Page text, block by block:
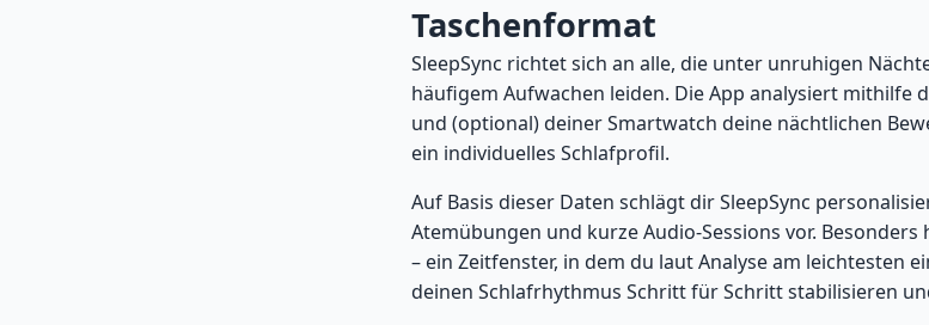
Taschenformat
SleepSync richtet sich an alle, die unter unruhigen
häufigem Aufwachen leiden. Die App analysiert mithilfe
und (optional) deiner Smartwatch deine nächtlichen
ein individuelles Schlafprofil.
Auf Basis dieser Daten schlägt dir SleepSync
Atemübungen und kurze Audio-Sessions vor. Besonders
– ein Zeitfenster, in dem du laut Analyse am leichtesten
deinen Schlafrhythmus Schritt für Schritt stabilisieren